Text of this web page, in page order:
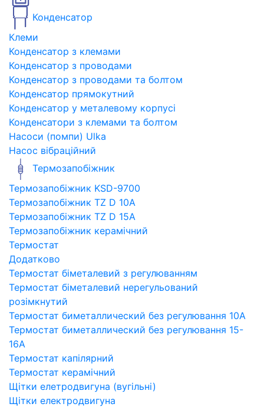
Конденсатор
Клеми
Конденсатор з клемами
Конденсатор з проводами
Конденсатор з проводами та болтом
Конденсатор прямокутний
Конденсатор у металевому корпусі
Конденсатори з клемами та болтом
Насоси (помпи) Ulka
Насос вібраційний
Термозапобіжник
Термозапобіжник KSD-9700
Термозапобіжник TZ D 10A
Термозапобіжник TZ D 15A
Термозапобіжник керамічний
Термостат
Додатково
Термостат біметалевий з регулюванням
Термостат біметалевий нерегульований
розімкнутий
Термостат биметаллический без регулювання 10A
Термостат биметаллический без регулювання 15-
16A
Термостат капілярний
Термостат керамічний
Щітки елетродвигуна (вугільні)
Щітки електродвигуна